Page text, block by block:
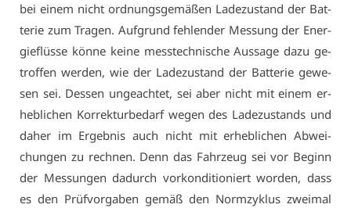
bei ei­nem nicht ord­nungs­ge­mä­ßen La­de­zu­stand der Bat­
te­rie zum Tra­gen. Auf­grund feh­len­der Mes­sung der En­er­
gieflüs­se kön­ne kei­ne mess­tech­ni­sche Aus­sa­ge da­zu ge­
trof­fen wer­den, wie der La­de­zu­stand der Bat­te­rie ge­we­
sen sei. Des­sen un­ge­ach­tet, sei aber nicht mit ei­nem er­
heb­li­chen Kor­rek­tur­be­darf we­gen des La­de­zu­stands und
da­her im Er­geb­nis auch nicht mit er­heb­li­chen Ab­wei­
chun­gen zu rech­nen. Denn das Fahr­zeug sei vor Be­ginn
der Mes­sun­gen da­durch vor­kon­di­tio­niert wor­den, dass
es den Prüf­vor­ga­ben ge­mäß den Norm­zy­klus zwei­mal